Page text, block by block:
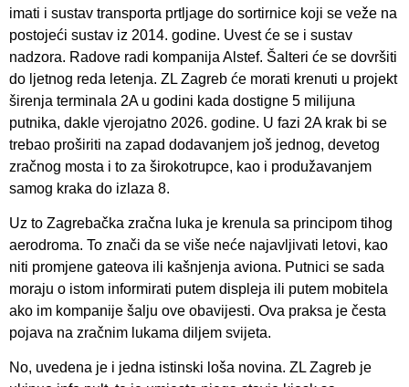
imati i sustav transporta prtljage do sortirnice koji se veže na
postojeći sustav iz 2014. godine. Uvest će se i sustav
nadzora. Radove radi kompanija Alstef. Šalteri će se dovršiti
do ljetnog reda letenja. ZL Zagreb će morati krenuti u projekt
širenja terminala 2A u godini kada dostigne 5 milijuna
putnika, dakle vjerojatno 2026. godine. U fazi 2A krak bi se
trebao proširiti na zapad dodavanjem još jednog, devetog
zračnog mosta i to za širokotrupce, kao i produžavanjem
samog kraka do izlaza 8.
Uz to Zagrebačka zračna luka je krenula sa principom tihog
aerodroma. To znači da se više neće najavljivati letovi, kao
niti promjene gateova ili kašnjenja aviona. Putnici se sada
moraju o istom informirati putem displeja ili putem mobitela
ako im kompanije šalju ove obavijesti. Ova praksa je česta
pojava na zračnim lukama diljem svijeta.
No, uvedena je i jedna istinski loša novina. ZL Zagreb je